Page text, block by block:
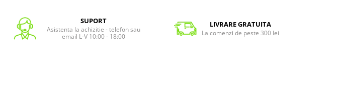
SUPORT
Asistenta la achizitie - telefon sau
email L-V 10:00 - 18:00
LIVRARE GRATUITA
La comenzi de peste 300 lei